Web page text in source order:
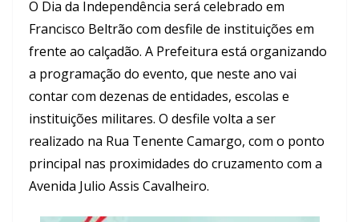
O Dia da Independência será celebrado em
Francisco Beltrão com desfile de instituições em
frente ao calçadão. A Prefeitura está organizando
a programação do evento, que neste ano vai
contar com dezenas de entidades, escolas e
instituições militares. O desfile volta a ser
realizado na Rua Tenente Camargo, com o ponto
principal nas proximidades do cruzamento com a
Avenida Julio Assis Cavalheiro.